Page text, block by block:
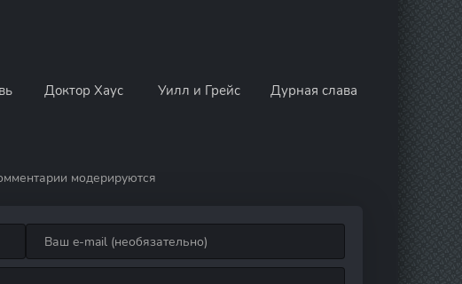
Доктор Хаус Уилл и Грейс Дурная слава
модерируются